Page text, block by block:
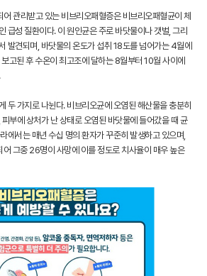
관리받고 있는 비브리오패혈증은 비브리오패혈균이 체
급성 질환이다. 이 원인균은 주로 바닷물이나 갯벌, 그리
발견되며, 바닷물의 온도가 섭취 18도를 넘어가는 4월에
고된 후 수온이 최고조에 달하는 8월부터 10월 사이에
두 가지로 나뉜다. 비브리오균에 오염된 해산물을 충분히
부에 상처가 난 상태로 오염된 바닷물에 들어갔을 때 균
에서는 매년 수십 명의 환자가 꾸준히 발생하고 있으며,
그중 26명이 사망에 이를 정도로 치사율이 매우 높은